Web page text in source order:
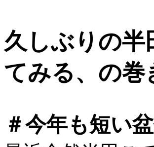
久しぶりの半
てみる、の巻
＃今年も短い